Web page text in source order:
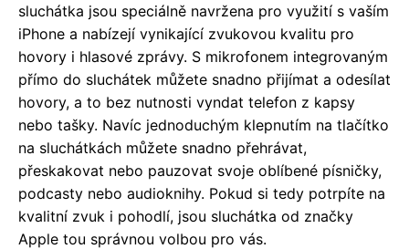
sluchátka jsou speciálně navržena pro využití s vaším
iPhone a nabízejí vynikající zvukovou kvalitu pro
hovory i hlasové zprávy. S mikrofonem integrovaným
přímo do sluchátek můžete snadno přijímat a odesílat
hovory, a to bez nutnosti vyndat telefon z kapsy
nebo tašky. Navíc jednoduchým klepnutím na tlačítko
na sluchátkách můžete snadno přehrávat,
přeskakovat nebo pauzovat svoje oblíbené písničky,
podcasty nebo audioknihy. Pokud si tedy potrpíte na
kvalitní zvuk i pohodlí, jsou sluchátka od značky
Apple tou správnou volbou pro vás.